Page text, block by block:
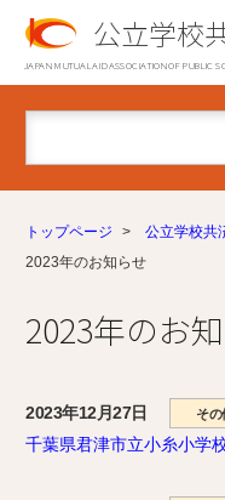
公立学校
JAPAN MUTUAL AID ASSOCIATION OF PUBLIC
トップページ > 公立学校共
2023年のお知らせ
2023年のお
2023年12月27日 その
千葉県君津市立小糸小学